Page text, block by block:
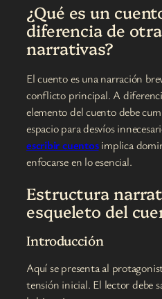
¿Qué es un
diferencia de
narrativas?
El cuento es una narración
conflicto principal. A
elemento del cuento debe
espacio para desvíos
escribir cuentosimplica
enfocarse en lo esencial.
Estructura
esqueleto del
Introducción
Aquí se presenta al
tensión inicial. El lector debe